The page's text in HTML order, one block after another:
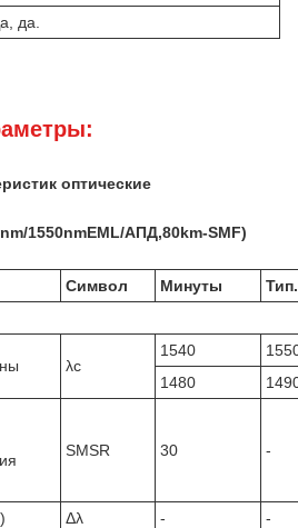
да.
оптические
1550nmEML/АПД,80km-SMF)
Символ Минуты
Тип.
λc
1540
1480
SMSR 30 -
Δλ -
-